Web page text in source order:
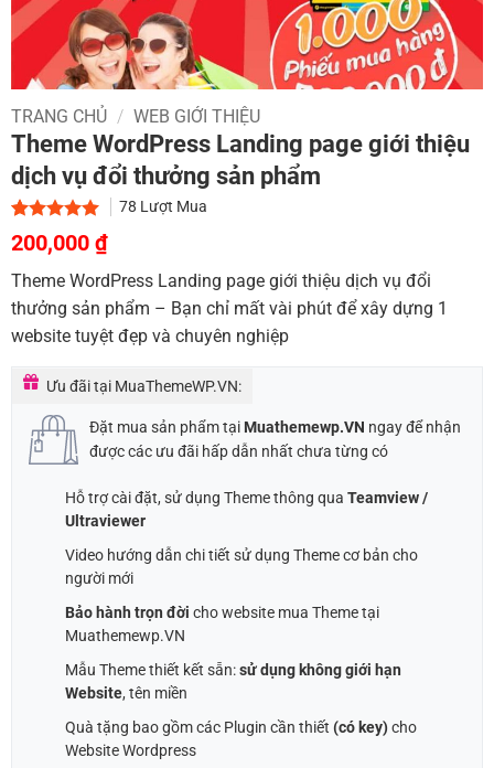
TRANG CHỦ / WEB GIỚI THIỆU
Theme WordPress Landing page giới thiệu
dịch vụ đổi thưởng sản phẩm
5.00trên 5
dựa trên
1
78 Lượt Mua
Giá
gốc
là:
900,000 ₫.
200,000 ₫Giá
hiện
tại
là:
Theme WordPress Landing page giới thiệu dịch vụ đổi
thưởng sản phẩm – Bạn chỉ mất vài phút để xây dựng 1
website tuyệt đẹp và chuyên nghiệp
Ưu đãi tại MuaThemeWP.VN:
Đặt mua sản phẩm tại Muathemewp.VN ngay để nhận
được các ưu đãi hấp dẫn nhất chưa từng có
Hỗ trợ cài đặt, sử dụng Theme thông qua Teamview /
Ultraviewer
Video hướng dẫn chi tiết sử dụng Theme cơ bản cho
người mới
Bảo hành trọn đời cho website mua Theme tại
Muathemewp.VN
Mẫu Theme thiết kết sẵn:sử dụng không giới hạn
Website, tên miền
Quà tặng bao gồm các Plugin cần thiết (có key)cho
Website Wordpress